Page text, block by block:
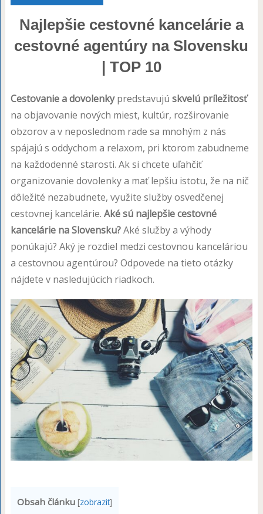
Najlepšie cestovné kancelárie a
cestovné agentúry na Slovensku
| TOP 10
Cestovanie a dovolenkypredstavujú skvelú príležitosť
na objavovanie nových miest, kultúr, rozširovanie
obzorov a v neposlednom rade sa mnohým z nás
spájajú s oddychom a relaxom, pri ktorom zabudneme
na každodenné starosti. Ak si chcete uľahčiť
organizovanie dovolenky a mať lepšiu istotu, že na nič
dôležité nezabudnete, využite služby osvedčenej
cestovnej kancelárie. Aké sú najlepšie cestovné
kancelárie na Slovensku?Aké služby a výhody
ponúkajú? Aký je rozdiel medzi cestovnou kanceláriou
a cestovnou agentúrou? Odpovede na tieto otázky
nájdete v nasledujúcich riadkoch.
Obsah článku [zobrazit]